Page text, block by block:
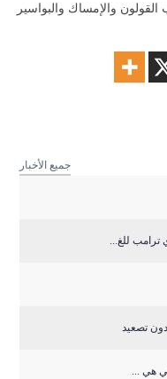
والإمساك والبواسير
جميع الأخبار
ترامب للغ...
تصعيد
هي ...